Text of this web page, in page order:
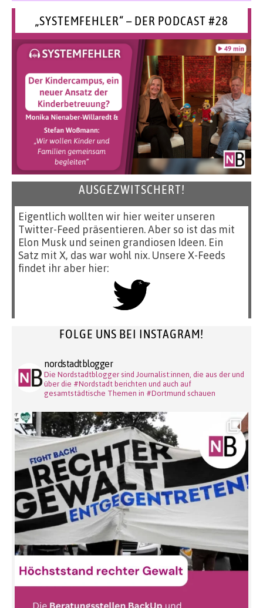
„SYSTEMFEHLER“ – DER PODCAST #28
AUSGEZWITSCHERT!
Eigentlich wollten wir hier weiter unseren
Twitter-Feed präsentieren. Aber so ist das mit
Elon Musk und seinen grandiosen Ideen. Ein
Satz mit X, das war wohl nix. Unsere X-Feeds
findet ihr aber hier:
FOLGE UNS BEI INSTAGRAM!
nordstadtblogger
Die Nordstadtblogger sind Journalist:innen, die aus der und
über die #Nordstadt berichten und auch auf
gesamtstädtische Themen in #Dortmund schauen